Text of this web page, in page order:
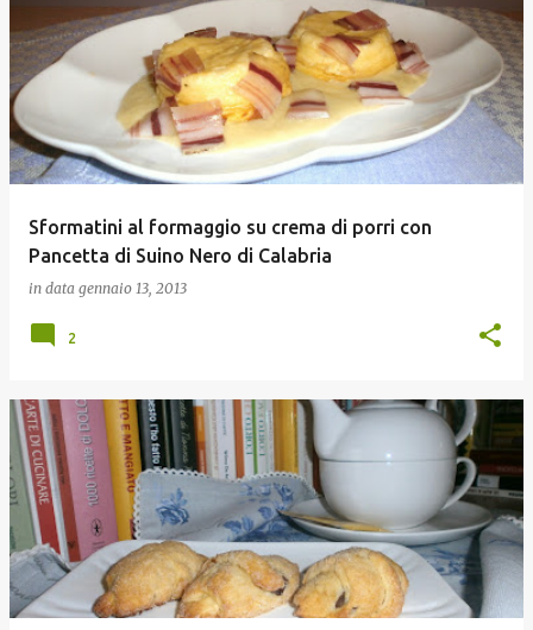
Sformatini al formaggio su crema di porri con
Pancetta di Suino Nero di Calabria
in data gennaio 13, 2013
2